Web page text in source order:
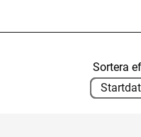
Sortera